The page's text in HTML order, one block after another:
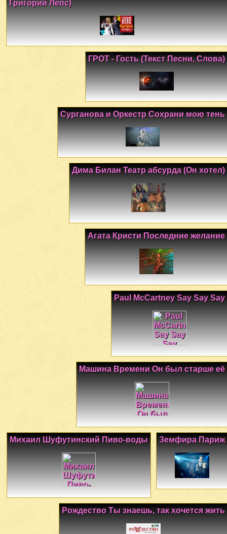
Григорий Лепс)
ГРОТ - Гость (Текст Песни, Слова)
Сурганова и Оркестр Сохрани мою тень
Дима Билан Театр абсурда (Он хотел)
Агата Кристи Последние желание
Paul McCartney Say Say Say
Машина Времени Он был старше её
Земфира Париж
Михаил Шуфутинский Пиво-воды
Рождество Ты знаешь, так хочется жить